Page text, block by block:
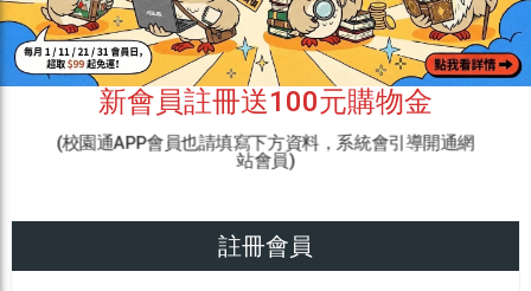
新會員註冊送100元購物金
(校園通APP會員也請填寫下方資料，系統會引導開通網
站會員)
註冊會員